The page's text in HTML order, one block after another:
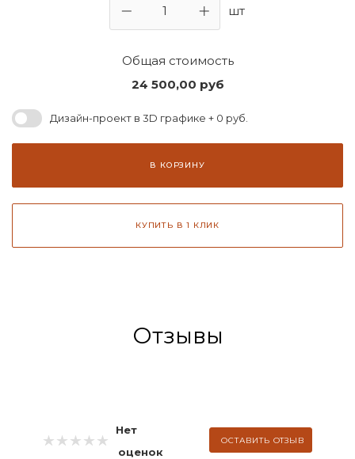
шт
Общая стоимость
24 500,00 руб
Дизайн-проект в 3D графике + 0 руб.
В КОРЗИНУ
КУПИТЬ В 1 КЛИК
Отзывы
Нет
оценок
ОСТАВИТЬ ОТЗЫВ